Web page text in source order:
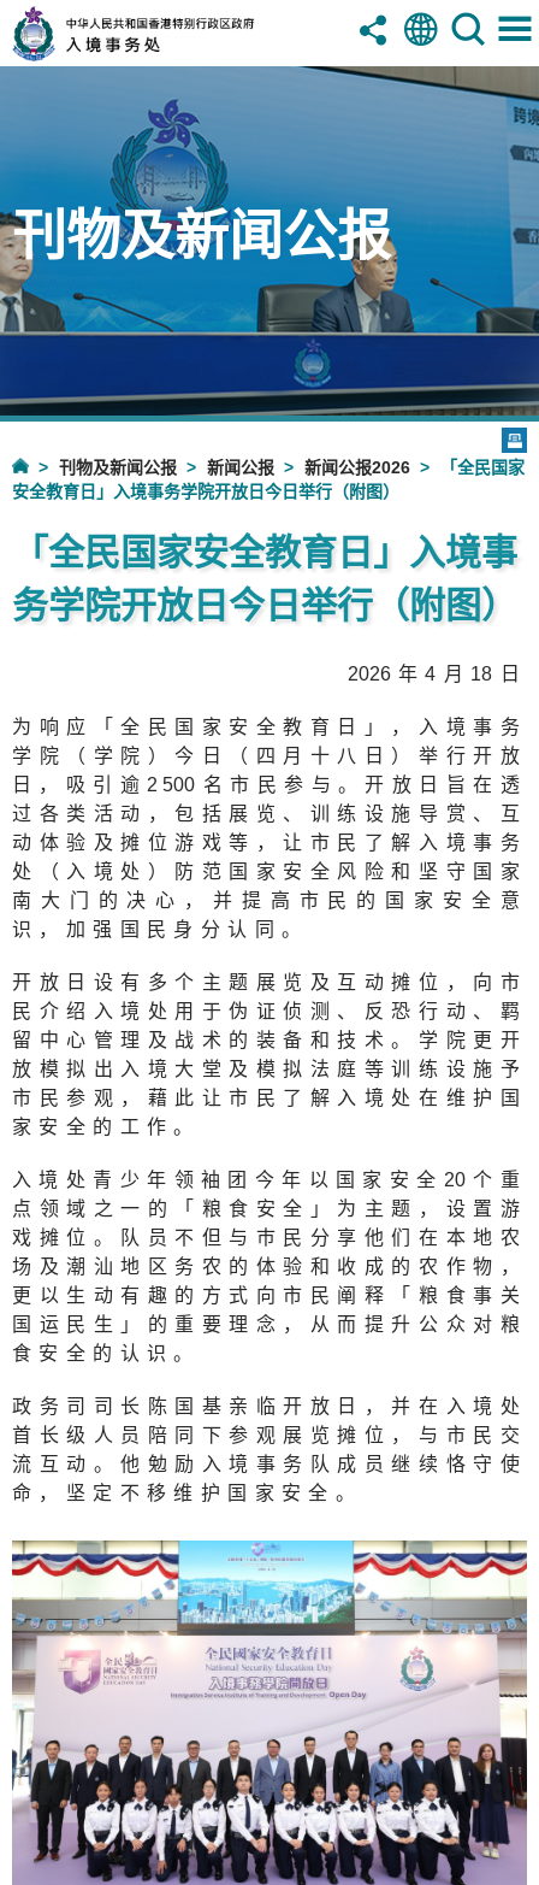
刊物及新闻公报
刊物及新闻公报 新闻公报 新闻公报2026
「全民国家
安全教育日」入境事务学院开放日今日举行（附图）
「全民国家安全教育日」入境事
务学院开放日今日举行（附图）
2026年4月 18日
为响应「全民国家安全教育日」，入境事务
学院（学院）今日（四月十八日）举行开放
日，吸引逾 2 500名市民参与。开放日旨在透
过各类活动，包括展览、训练设施导赏、互
动体验及摊位游戏等，让市民了解入境事务
处（入境处）防范国家安全风险和坚守国家
南大门的决心，并提高市民的国家安全意
识，加强国民身分认同。
开放日设有多个主题展览及互动摊位，向市
民介绍入境处用于伪证侦测、反恐行动、羁
留中心管理及战术的装备和技术。学院更开
放模拟出入境大堂及模拟法庭等训练设施予
市民参观，藉此让市民了解入境处在维护国
家安全的工作。
入境处青少年领袖团今年以国家安全 20个重
点领域之一的「粮食安全」为主题，设置游
戏摊位。队员不但与巿民分享他们在本地农
场及潮汕地区务农的体验和收成的农作物，
更以生动有趣的方式向市民阐释「粮食事关
国运民生」的重要理念，从而提升公众对粮
食安全的认识。
政务司司长陈国基亲临开放日，并在入境处
首长级人员陪同下参观展览摊位，与市民交
流互动。他勉励入境事务队成员继续恪守使
命，坚定不移维护国家安全。